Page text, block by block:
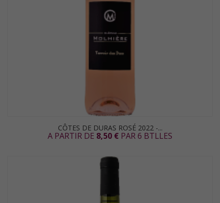
CÔTES DE DURAS ROSÉ 2022 -...
A PARTIR DE 8,50 € PAR 6 BTLLES